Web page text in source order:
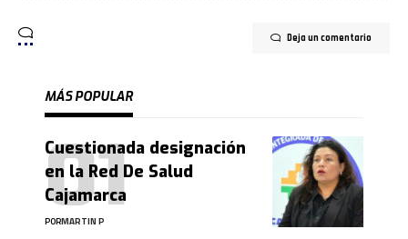
Deja un comentario
MÁS POPULAR
Cuestionada designación
en la Red De Salud
Cajamarca
PORMARTIN P